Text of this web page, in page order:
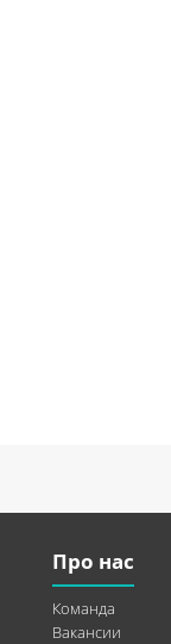
Про нас
Команда
Вакансии